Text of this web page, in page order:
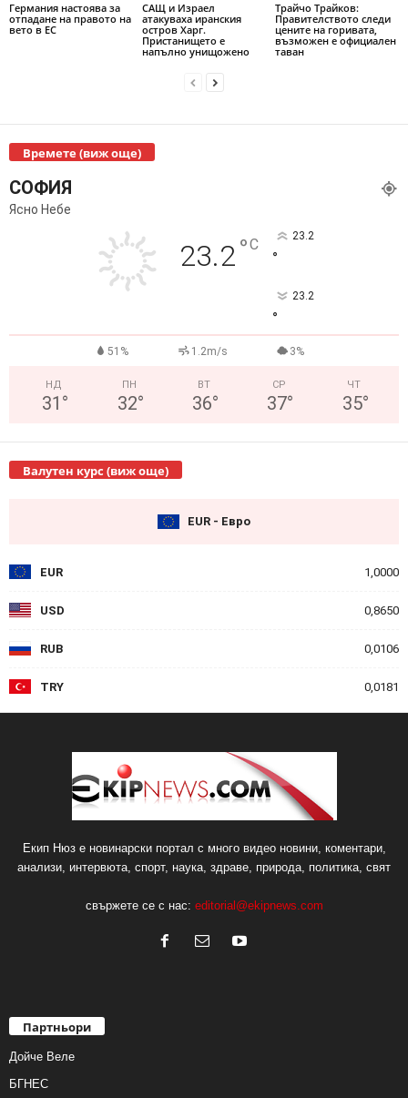
Германия настоява за
отпадане на правото на
вето в ЕС
САЩ и Израел
атакуваха иранския
остров Харг.
Пристанището е
напълно унищожено
Трайчо Трайков:
Правителството следи
цените на горивата,
възможен е официален
таван
Времете (виж още)
СОФИЯ
Ясно Небе
23.2°C 23.2
°
23.2
°
51% 1.2m/s 3%
НД
31 °
ПН
32°
ВТ
36°
СР
37°
ЧТ
35°
Валутен курс (виж още)
EUR - Евро
EUR 1,0000
USD 0,8650
RUB 0,0106
TRY 0,0181
Екип Нюз е новинарски портал с много видео новини, коментари,
анализи, интервюта, спорт, наука, здраве, природа, политика, свят
свържете се с нас: editorial@ekipnews.com
Партньори
Дойче Веле
БГНЕС